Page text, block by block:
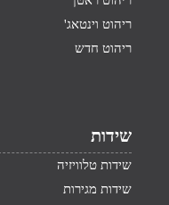
ריהוט וינטאג'
ריהוט חדש
שידות
שידות טלוויזיה
שידות מגירות